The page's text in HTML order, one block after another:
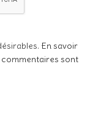
En savoir
commentaires sont